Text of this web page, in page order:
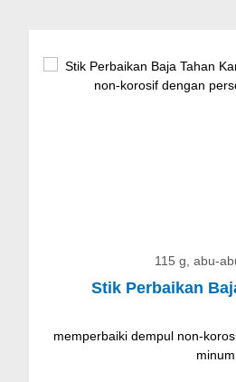
115 g, abu-
Stik Perbaikan
memperbaiki dempul non-
minum